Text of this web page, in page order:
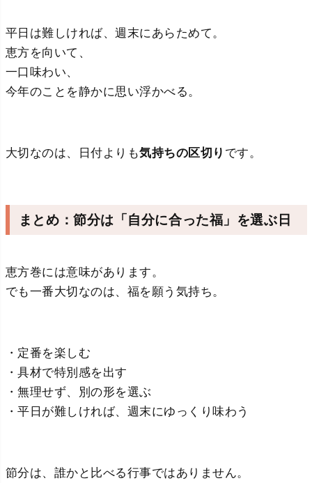
平日は難しければ、週末にあらためて。
恵方を向いて、
一口味わい、
今年のことを静かに思い浮かべる。
大切なのは、日付よりも気持ちの区切り です。
まとめ：節分は「自分に合った福」を選ぶ日
恵方巻には意味があります。
でも一番大切なのは、福を願う気持ち。
・定番を楽しむ
・具材で特別感を出す
・無理せず、別の形を選ぶ
・平日が難しければ、週末にゆっくり味わう
節分は、誰かと比べる行事ではありません。